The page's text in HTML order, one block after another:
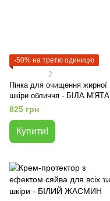
-50% на третю одиницю
2
Пінка для очищення жирної
шкіри обличчя - БІЛА М'ЯТА
825 грн
Купити!